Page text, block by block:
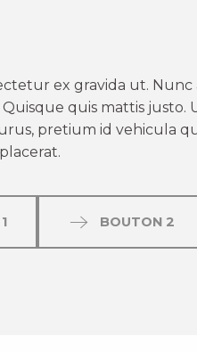
ex gravida ut.
quis mattis justo.
pretium id vehicula
BOUTON 2